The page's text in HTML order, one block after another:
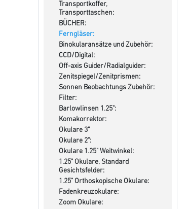
Transportkoffer,
Transporttaschen:
BÜCHER:
Ferngläser:
Binokularansätze und Zubehör:
CCD/Digital:
Off-axis Guider/Radialguider:
Zenitspiegel/Zenitprismen:
Sonnen Beobachtungs Zubehör:
Filter:
Barlowlinsen 1.25":
Komakorrektor:
Okulare 3"
Okulare 2":
Okulare 1.25" Weitwinkel:
1.25" Okulare, Standard
Gesichtsfelder:
1.25" Orthoskopische Okulare:
Fadenkreuzokulare:
Zoom Okulare: